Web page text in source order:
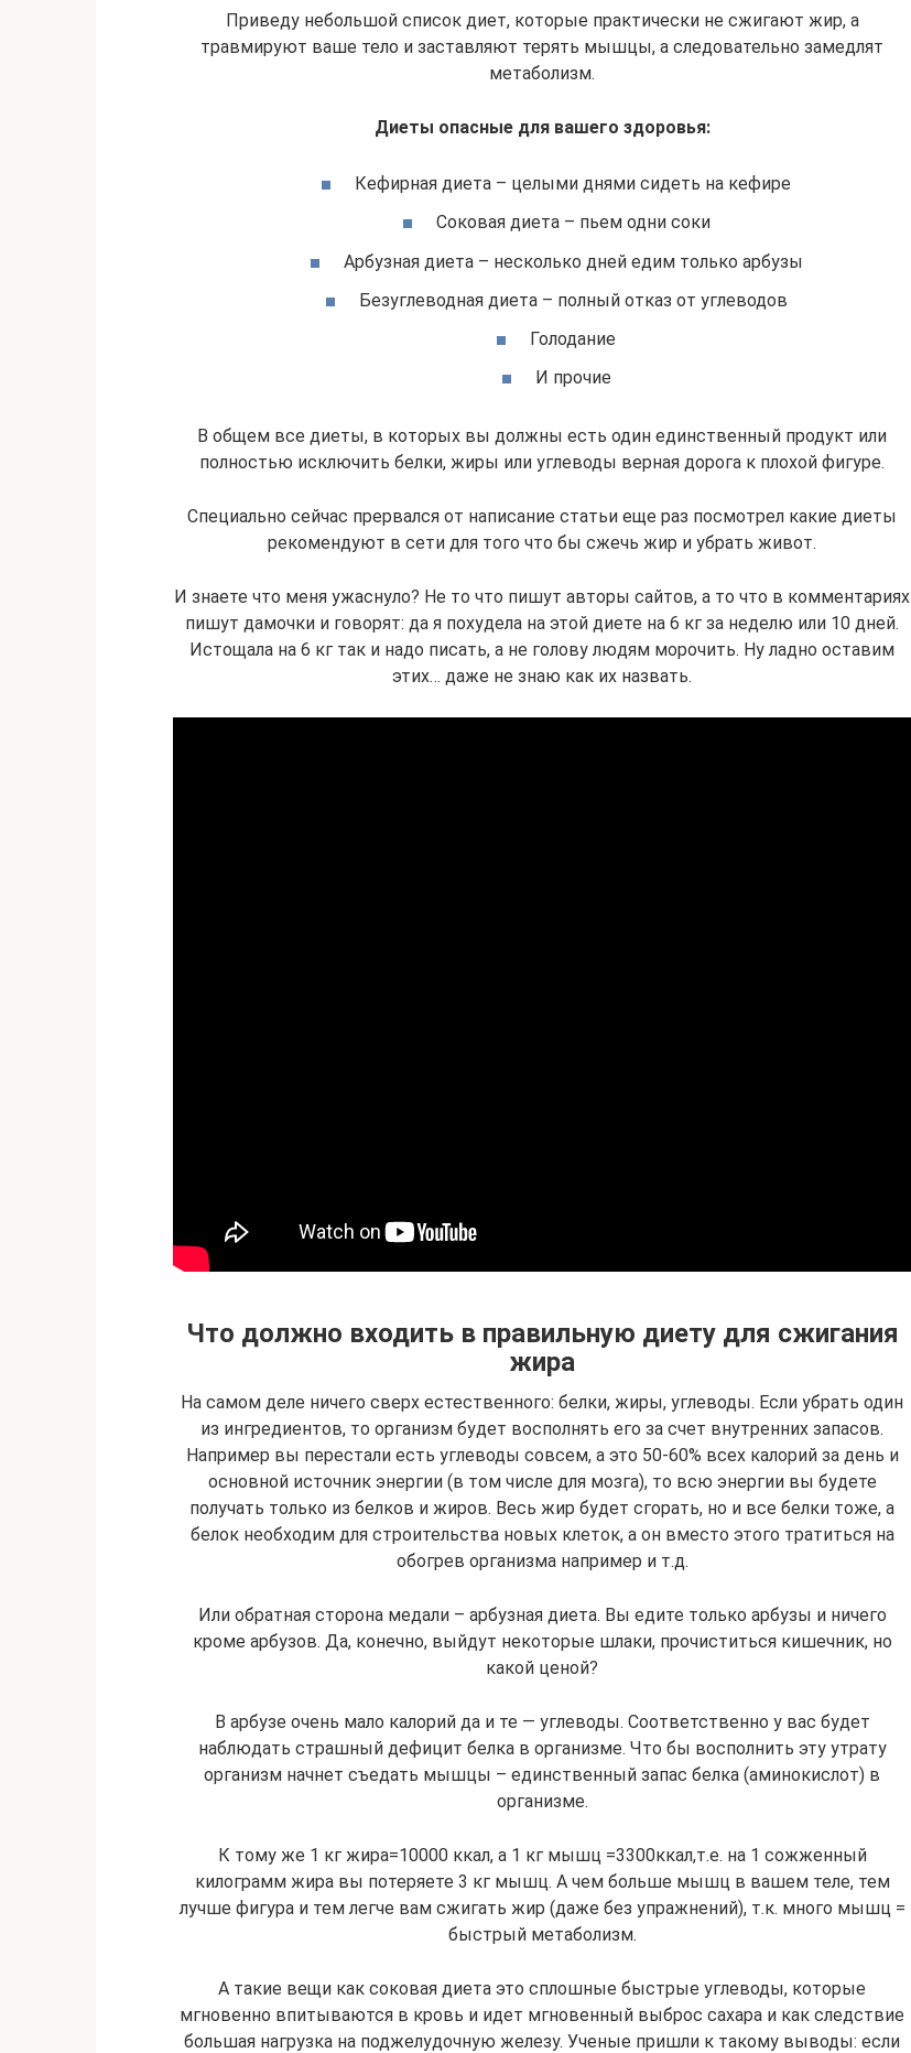
Приведу небольшой список диет, которые практически не сжигают жир, а
травмируют ваше тело и заставляют терять мышцы, а следовательно замедлят
метаболизм.
Диеты опасные для вашего здоровья:
Кефирная диета – целыми днями сидеть на кефире
Соковая диета – пьем одни соки
Арбузная диета – несколько дней едим только арбузы
Безуглеводная диета – полный отказ от углеводов
Голодание
И прочие
В общем все диеты, в которых вы должны есть один единственный продукт или
полностью исключить белки, жиры или углеводы верная дорога к плохой фигуре.
Специально сейчас прервался от написание статьи еще раз посмотрел какие диеты
рекомендуют в сети для того что бы сжечь жир и убрать живот.
И знаете что меня ужаснуло? Не то что пишут авторы сайтов, а то что в комментариях
пишут дамочки и говорят: да я похудела на этой диете на 6 кг за неделю или 10 дней.
Истощала на 6 кг так и надо писать, а не голову людям морочить. Ну ладно оставим
этих… даже не знаю как их назвать.
Что должно входить в правильную диету для сжигания
жира
На самом деле ничего сверх естественного: белки, жиры, углеводы. Если убрать один
из ингредиентов, то организм будет восполнять его за счет внутренних запасов.
Например вы перестали есть углеводы совсем, а это 50-60% всех калорий за день и
основной источник энергии (в том числе для мозга), то всю энергии вы будете
получать только из белков и жиров. Весь жир будет сгорать, но и все белки тоже, а
белок необходим для строительства новых клеток, а он вместо этого тратиться на
обогрев организма например и т.д.
Или обратная сторона медали – арбузная диета. Вы едите только арбузы и ничего
кроме арбузов. Да, конечно, выйдут некоторые шлаки, прочиститься кишечник, но
какой ценой?
В арбузе очень мало калорий да и те — углеводы. Соответственно у вас будет
наблюдать страшный дефицит белка в организме. Что бы восполнить эту утрату
организм начнет съедать мышцы – единственный запас белка (аминокислот) в
организме.
К тому же 1 кг жира=10000 ккал, а 1 кг мышц =3300ккал,т.е. на 1 сожженный
килограмм жира вы потеряете 3 кг мышц. А чем больше мышц в вашем теле, тем
лучше фигура и тем легче вам сжигать жир (даже без упражнений), т.к. много мышц =
быстрый метаболизм.
А такие вещи как соковая диета это сплошные быстрые углеводы, которые
мгновенно впитываются в кровь и идет мгновенный выброс сахара и как следствие
большая нагрузка на поджелудочную железу. Ученые пришли к такому выводы: если